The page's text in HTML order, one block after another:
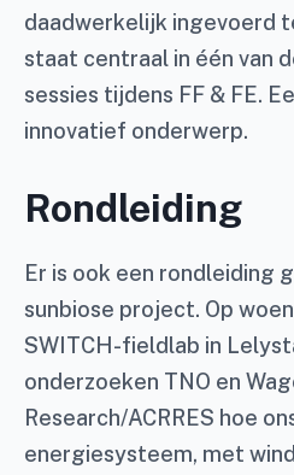
daadwerkelijk ingevoerd
staat centraal in één van
sessies tijdens FF & FE.
innovatief onderwerp.
Rondleiding
Er is ook een rondleiding
sunbiose project. Op
SWITCH-fieldlab in
onderzoeken TNO en
Research/ACRRES hoe
energiesysteem, met